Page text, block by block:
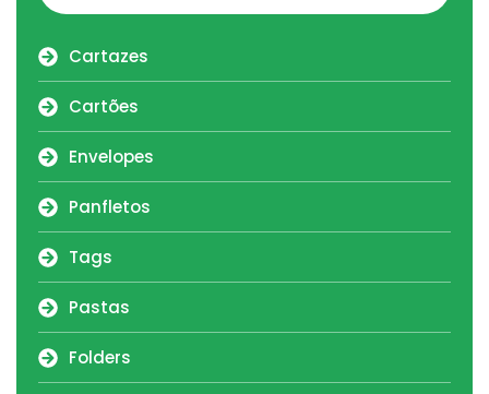
Cartazes
Cartões
Envelopes
Panfletos
Tags
Pastas
Folders